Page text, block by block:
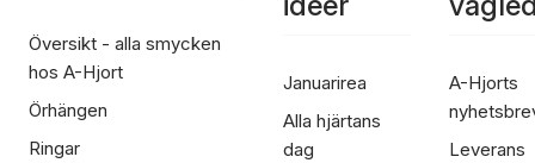
Översikt - alla smycken
hos A-Hjort
Örhängen
Ringar
Januarirea
Alla hjärtans
dag
A-Hjorts
Leverans